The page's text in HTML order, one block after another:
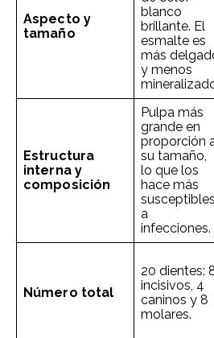
Aspecto y
tamaño
blanco
brillante. El
esmalte es
más
y menos
Estructura
interna y
composición
Pulpa más
grande en
proporción
su tamaño,
lo que los
hace más
susceptibles
a
infecciones.
Número total
20 dientes:
incisivos, 4
caninos y 8
molares.